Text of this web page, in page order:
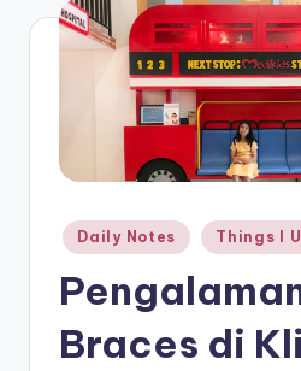
Posted
in
Daily Notes Things I
Braces di